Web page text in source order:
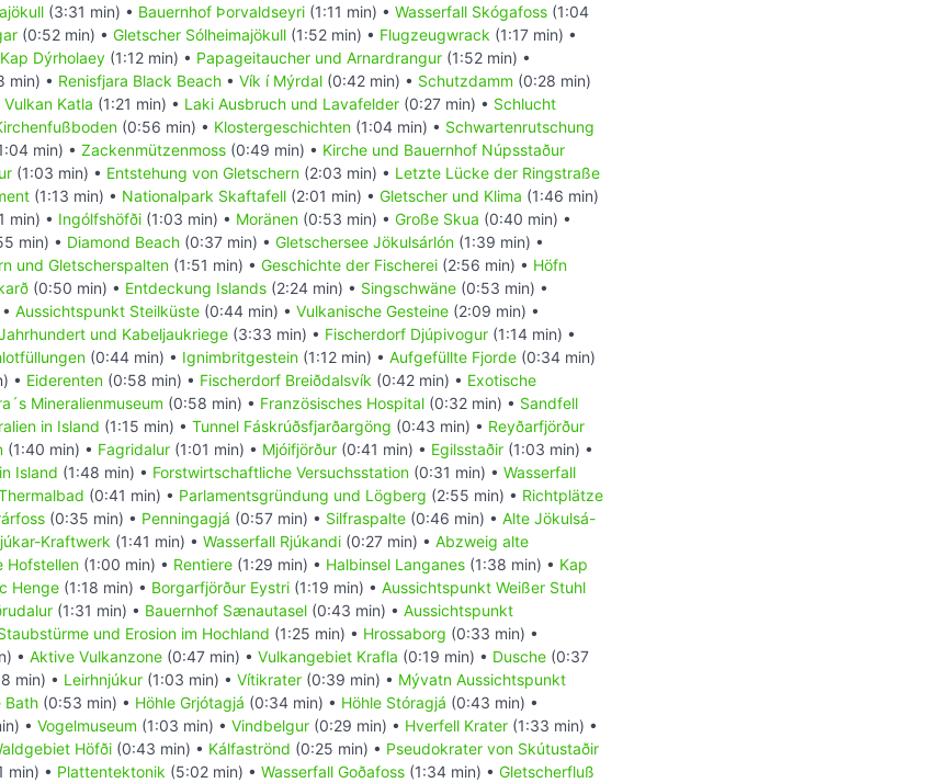
(3:31 min) • Bauernhof Þorvaldseyri (1:11 min) • Wasserfall Skógafoss (1:04
(0:52 min) • Gletscher Sólheimajökull (1:52 min) • Flugzeugwrack (1:17 min) •
Kap Dýrholaey (1:12 min) • Papageitaucher und Arnardrangur (1:52 min) •
min) • Renisfjara Black Beach • Vík í Mýrdal (0:42 min) • Schutzdamm (0:28 min)
Vulkan Katla (1:21 min) • Laki Ausbruch und Lavafelder (0:27 min) • Schlucht
(0:56 min) • Klostergeschichten (1:04 min) • Schwartenrutschung
min) • Zackenmützenmoss (0:49 min) • Kirche und Bauernhof Núpsstaður
(1:03 min) • Entstehung von Gletschern (2:03 min) • Letzte Lücke der Ringstraße
(1:13 min) • Nationalpark Skaftafell (2:01 min) • Gletscher und Klima (1:46 min)
min) • Ingólfshöfði (1:03 min) • Moränen (0:53 min) • Große Skua (0:40 min) •
min) • Diamond Beach (0:37 min) • Gletschersee Jökulsárlón (1:39 min) •
und Gletscherspalten (1:51 min) • Geschichte der Fischerei (2:56 min) • Höfn
(0:50 min) • Entdeckung Islands (2:24 min) • Singschwäne (0:53 min) •
Aussichtspunkt Steilküste (0:44 min) • Vulkanische Gesteine (2:09 min) •
und Kabeljaukriege (3:33 min) • Fischerdorf Djúpivogur (1:14 min) •
(0:44 min) • Ignimbritgestein (1:12 min) • Aufgefüllte Fjorde (0:34 min)
• Eiderenten (0:58 min) • Fischerdorf Breiðdalsvík (0:42 min) • Exotische
Mineralienmuseum (0:58 min) • Französisches Hospital (0:32 min) • Sandfell
in Island (1:15 min) • Tunnel Fáskrúðsfjarðargöng (0:43 min) • Reyðarfjörður
(1:40 min) • Fagridalur (1:01 min) • Mjóifjörður (0:41 min) • Egilsstaðir (1:03 min) •
Island (1:48 min) • Forstwirtschaftliche Versuchsstation (0:31 min) • Wasserfall
(0:41 min) • Parlamentsgründung und Lögberg (2:55 min) • Richtplätze
(0:35 min) • Penningagjá (0:57 min) • Silfraspalte (0:46 min) • Alte Jökulsá-
Kraftwerk (1:41 min) • Wasserfall Rjúkandi (0:27 min) • Abzweig alte
Hofstellen (1:00 min) • Rentiere (1:29 min) • Halbinsel Langanes (1:38 min) • Kap
Henge (1:18 min) • Borgarfjörður Eystri (1:19 min) • Aussichtspunkt Weißer Stuhl
(1:31 min) • Bauernhof Sænautasel (0:43 min) • Aussichtspunkt
und Erosion im Hochland (1:25 min) • Hrossaborg (0:33 min) •
• Aktive Vulkanzone (0:47 min) • Vulkangebiet Krafla (0:19 min) • Dusche (0:37
min) • Leirhnjúkur (1:03 min) • Vítikrater (0:39 min) • Mývatn Aussichtspunkt
Bath (0:53 min) • Höhle Grjótagjá (0:34 min) • Höhle Stóragjá (0:43 min) •
• Vogelmuseum (1:03 min) • Vindbelgur (0:29 min) • Hverfell Krater (1:33 min) •
Höfði (0:43 min) • Kálfaströnd (0:25 min) • Pseudokrater von Skútustaðir
min) • Plattentektonik (5:02 min) • Wasserfall Goðafoss (1:34 min) • Gletscherfluß